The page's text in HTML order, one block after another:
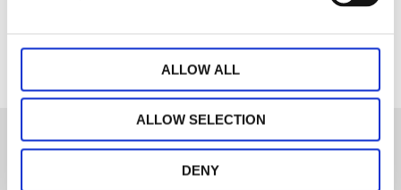
ALLOW ALL
ALLOW SELECTION
DENY
Nyhetsbrev